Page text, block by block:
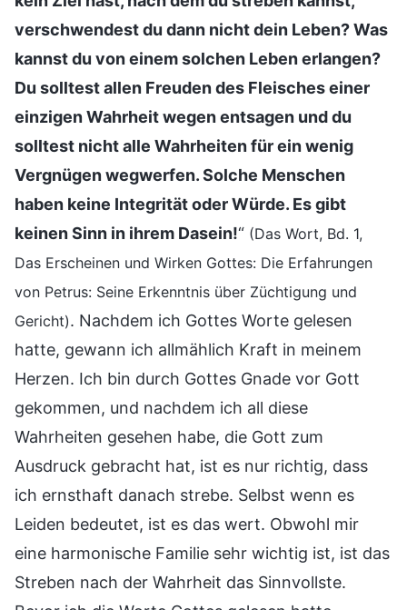
verschwendest du dann nicht dein Leben? Was
kannst du von einem solchen Leben erlangen?
Du solltest allen Freuden des Fleisches einer
einzigen Wahrheit wegen entsagen und du
solltest nicht alle Wahrheiten für ein wenig
Vergnügen wegwerfen. Solche Menschen
haben keine Integrität oder Würde. Es gibt
keinen Sinn in ihrem Dasein!“ (Das Wort, Bd. 1,
Das Erscheinen und Wirken Gottes: Die Erfahrungen
von Petrus: Seine Erkenntnis über Züchtigung und
Gericht). Nachdem ich Gottes Worte gelesen
hatte, gewann ich allmählich Kraft in meinem
Herzen. Ich bin durch Gottes Gnade vor Gott
gekommen, und nachdem ich all diese
Wahrheiten gesehen habe, die Gott zum
Ausdruck gebracht hat, ist es nur richtig, dass
ich ernsthaft danach strebe. Selbst wenn es
Leiden bedeutet, ist es das wert. Obwohl mir
eine harmonische Familie sehr wichtig ist, ist das
Streben nach der Wahrheit das Sinnvollste.